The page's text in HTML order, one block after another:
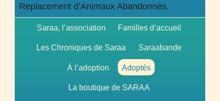
Replacement d’Animaux Abandonnés.
Saraa, l’association Familles d’accueil
Les Chroniques de Saraa Saraabande
À l’adoption Adoptés
La boutique de SARAA